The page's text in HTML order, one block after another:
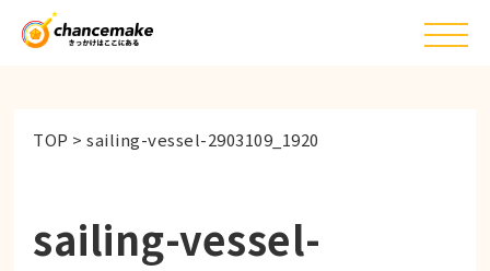
TOP >sailing-vessel-2903109_1920
sailing-vessel-